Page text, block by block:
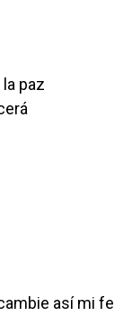
paz
así mi fe